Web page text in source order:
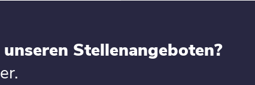
Stellenangeboten?